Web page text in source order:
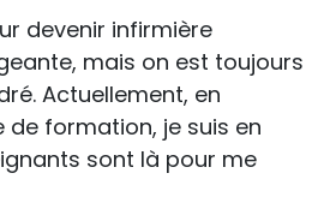
devenir infirmière
mais on est toujours
Actuellement, en
de formation, je suis en
sont là pour me